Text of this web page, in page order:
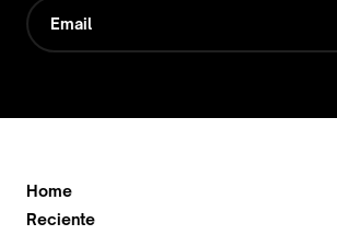
Home
Reciente